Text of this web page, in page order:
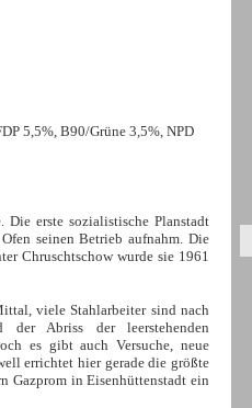
5,5%, B90/Grüne 3,5%, NPD
Die erste sozialistische Planstadt
seinen Betrieb aufnahm. Die
Chruschtschow wurde sie 1961
, viele Stahlarbeiter sind nach
der Abriss der leerstehenden
es gibt auch Versuche, neue
errichtet hier gerade die größte
Gazpromin Eisenhüttenstadt ein